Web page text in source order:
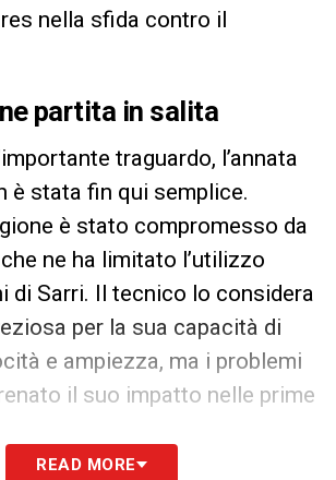
nella sfida contro il
partita in salita
traguardo, l’annata
è stata fin qui semplice.
è stato compromesso da
ne ha limitato l’utilizzo
di Sarri. Il tecnico lo considera
per la sua capacità di
e ampiezza, ma i problemi
il suo impatto nelle prime
READ MORE